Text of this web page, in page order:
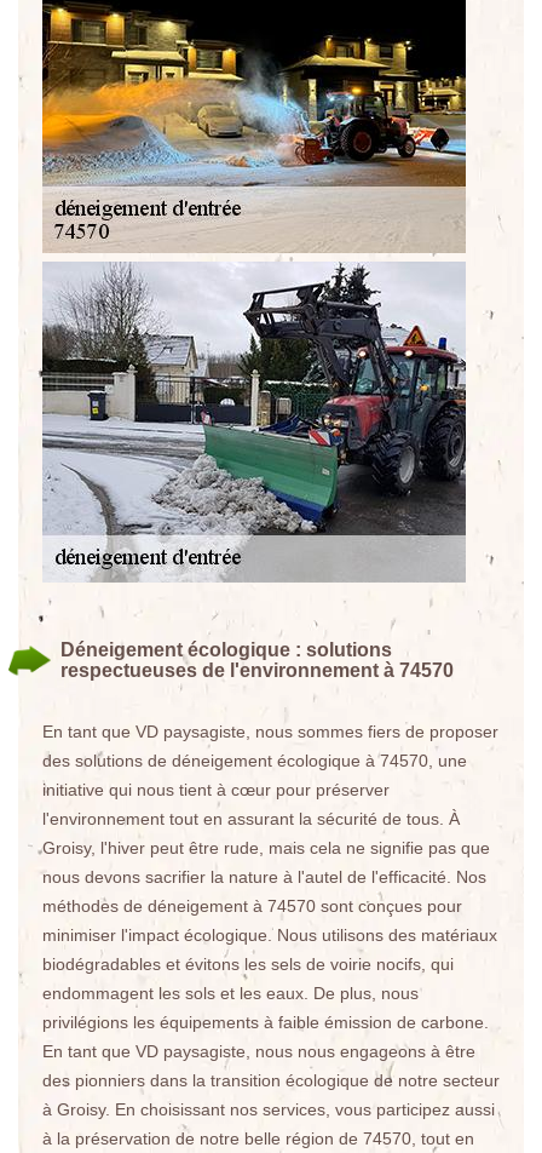
Déneigement écologique : solutions
respectueuses de l'environnement à 74570
En tant que VD paysagiste, nous sommes fiers de proposer
des solutions de déneigement écologique à 74570, une
initiative qui nous tient à cœur pour préserver
l'environnement tout en assurant la sécurité de tous. À
Groisy, l'hiver peut être rude, mais cela ne signifie pas que
nous devons sacrifier la nature à l'autel de l'efficacité. Nos
méthodes de déneigement à 74570 sont conçues pour
minimiser l'impact écologique. Nous utilisons des matériaux
biodégradables et évitons les sels de voirie nocifs, qui
endommagent les sols et les eaux. De plus, nous
privilégions les équipements à faible émission de carbone.
En tant que VD paysagiste, nous nous engageons à être
des pionniers dans la transition écologique de notre secteur
à Groisy. En choisissant nos services, vous participez aussi
à la préservation de notre belle région de 74570, tout en